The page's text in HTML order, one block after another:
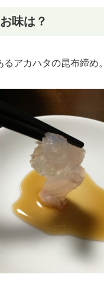
味は？
るアカハタの昆布締め